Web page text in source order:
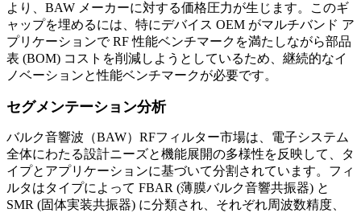
より、BAW メーカーに対する価格圧力が生じます。このギ
ャップを埋めるには、特にデバイス OEM がマルチバンド ア
プリケーションで RF 性能ベンチマークを満たしながら部品
表 (BOM) コストを削減しようとしているため、継続的なイ
ノベーションと性能ベンチマークが必要です。
セグメンテーション分析
バルク音響波（BAW）RFフィルター市場は、電子システム
全体にわたる設計ニーズと機能展開の多様性を反映して、タ
イプとアプリケーションに基づいて分割されています。フィ
ルタはタイプによって FBAR (薄膜バルク音響共振器) と
SMR (固体実装共振器) に分類され、それぞれ周波数精度、